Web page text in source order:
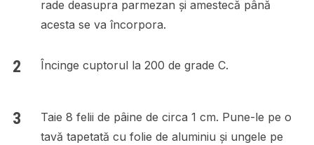
rade deasupra parmezan și amestecă până
acesta se va încorpora.
Încinge cuptorul la 200 de grade C.
Taie 8 felii de pâine de circa 1 cm. Pune-le pe o
tavă tapetată cu folie de aluminiu și ungele pe